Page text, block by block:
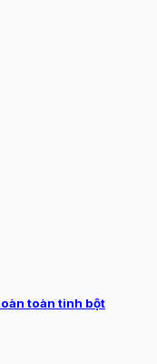
toàn tinh bột